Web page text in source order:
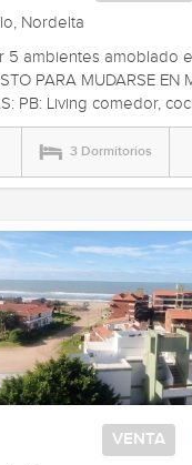
Nordelta
5 ambientes amoblado
PARA MUDARSE EN
PB: Living comedor,
3 Dormitorios
VENTA